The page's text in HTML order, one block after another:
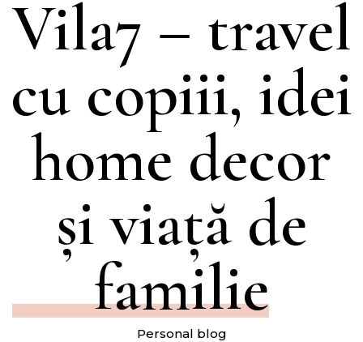
Vila7 – travel
cu copiii, idei
home decor
și viață de
familie
Personal blog